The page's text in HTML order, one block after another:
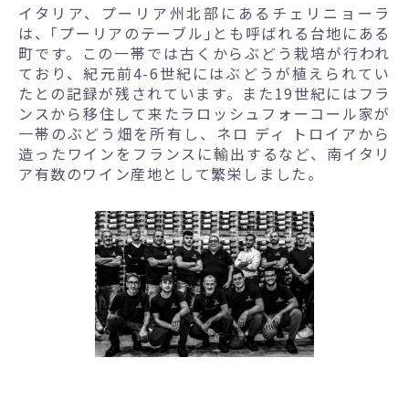
イタリア、プーリア州北部にあるチェリニョーラ
は、｢プーリアのテーブル｣とも呼ばれる台地にある
町です。この一帯では古くからぶどう栽培が行われ
ており、紀元前4-6世紀にはぶどうが植えられてい
たとの記録が残されています。また19世紀にはフラ
ンスから移住して来たラロッシュフォーコール家が
一帯のぶどう畑を所有し、ネロ ディ トロイアから
造ったワインをフランスに輸出するなど、南イタリ
ア有数のワイン産地として繁栄しました。